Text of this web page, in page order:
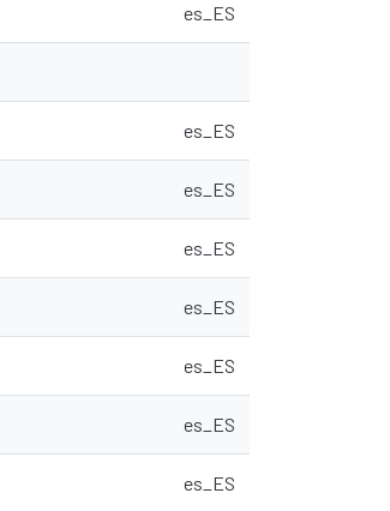
es_ES
es_ES
es_ES
es_ES
es_ES
es_ES
es_ES
es_ES